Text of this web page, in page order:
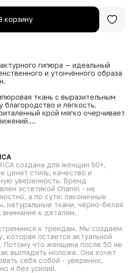
корзину
гипюра — идеальный
и утончённого образа
ткань с выразительным
и лёгкость.
крой мягко очерчивает
воротника добавляют нотку
классических цветах — белом и
с разной
в размерах от 50 до 62, позволяя
идеальный вариант.
вашего гардероба, гармонично
так и нарядные комплекты.
создана для женщин 50+,
ценят стиль, качество и
уверенность. Бренд
эстетикой Chanel - не
а по сути: лаконичные
натуральные ткани, чёрно-белая
внимание к деталям.
к трендам. Мы создаем
которая остается актуальной
Потому что женщина после 50 не
выглядеть моложе. Она хочет
себя собой - уверенно,
и без усилий.